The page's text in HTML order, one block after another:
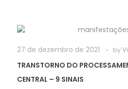
27 de dezembro de 2021 by
TRANSTORNO DO
CENTRAL – 9 SINAIS